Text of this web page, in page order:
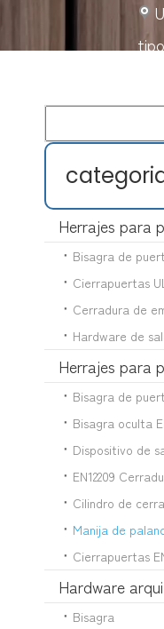
Bisagra de
Cierrapuertas
Cerradura de
Herrajes para
Bisagra de
Bisagra oculta
EN12209
Cilindro de
Manija de
Cierrapuertas
Hardware
Bisagra